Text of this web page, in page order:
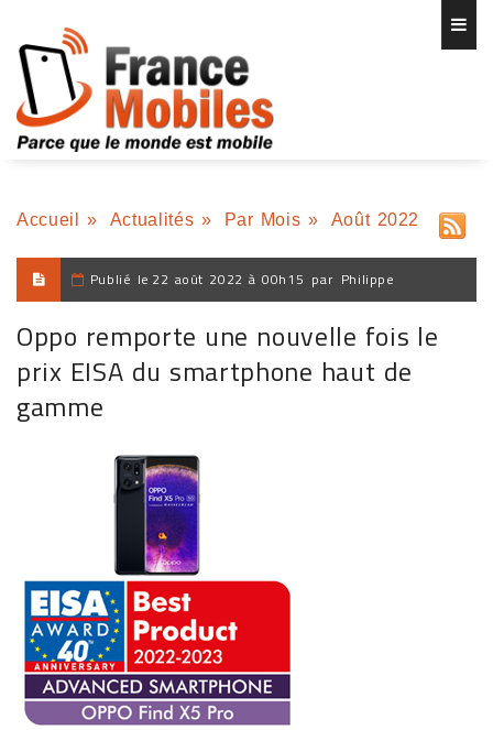
Accueil » Actualités » Par Mois » Août 2022
Publié le 22 août 2022 à 00h15 par Philippe
Oppo remporte une nouvelle fois le
prix EISA du smartphone haut de
gamme